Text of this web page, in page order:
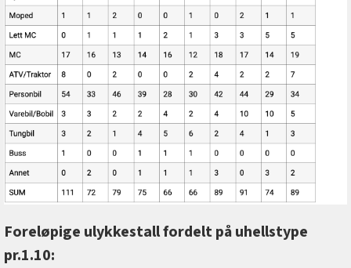
Foreløpige ulykkestall fordelt på uhellstype
pr.1.10: